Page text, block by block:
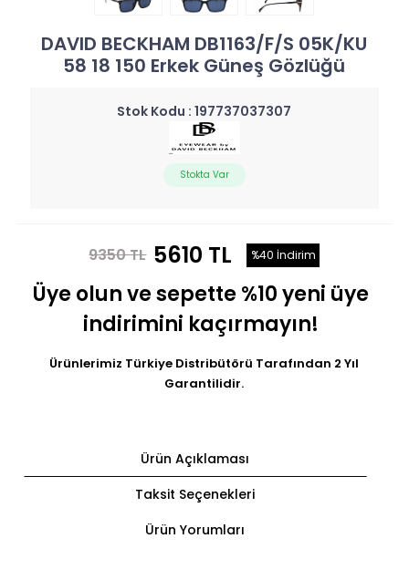
DAVID BECKHAM DB1163/F/S 05K/KU
58 18 150 Erkek Güneş Gözlüğü
Stok Kodu :197737037307
Stokta Var
9350 TL 5610 TL %40 İndirim
Üye olun ve sepette %10 yeni üye
indirimini kaçırmayın!
Ürünlerimiz Türkiye Distribütörü Tarafından 2 Yıl
Garantilidir.
Ürün Açıklaması
Taksit Seçenekleri
Ürün Yorumları